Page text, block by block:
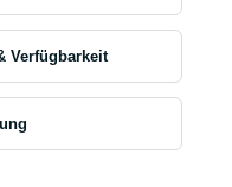
Verfügbarkeit